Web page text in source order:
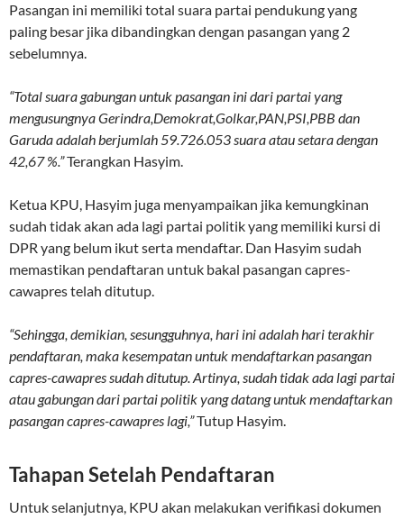
Pasangan ini memiliki total suara partai pendukung yang
paling besar jika dibandingkan dengan pasangan yang 2
sebelumnya.
“Total suara gabungan untuk pasangan ini dari partai yang
mengusungnya Gerindra,Demokrat,Golkar,PAN,PSI,PBB dan
Garuda adalah berjumlah 59.726.053 suara atau setara dengan
42,67 %.”Terangkan Hasyim.
Ketua KPU, Hasyim juga menyampaikan jika kemungkinan
sudah tidak akan ada lagi partai politik yang memiliki kursi di
DPR yang belum ikut serta mendaftar. Dan Hasyim sudah
memastikan pendaftaran untuk bakal pasangan capres-
cawapres telah ditutup.
“Sehingga, demikian, sesungguhnya, hari ini adalah hari terakhir
pendaftaran, maka kesempatan untuk mendaftarkan pasangan
capres-cawapres sudah ditutup. Artinya, sudah tidak ada lagi partai
atau gabungan dari partai politik yang datang untuk mendaftarkan
pasangan capres-cawapres lagi,”Tutup Hasyim.
Tahapan Setelah Pendaftaran
Untuk selanjutnya, KPU akan melakukan verifikasi dokumen